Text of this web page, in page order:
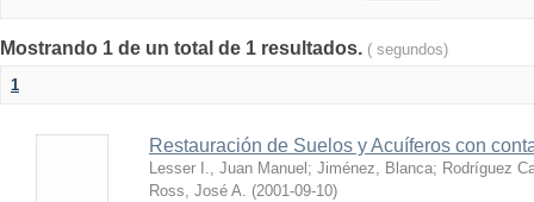
Mostrando 1 de un total de 1 resultados. ( segundos)
1
Restauración de Suelos y Acuíferos con
Lesser I., Juan Manuel ; Jiménez, Blanca; Rodríguez
Ross, José A. (2001-09-10)